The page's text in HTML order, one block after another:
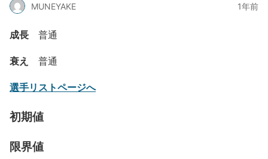
MUNEYAKE 1年前
成長 普通
衰え 普通
選手リストページへ
初期値
限界値